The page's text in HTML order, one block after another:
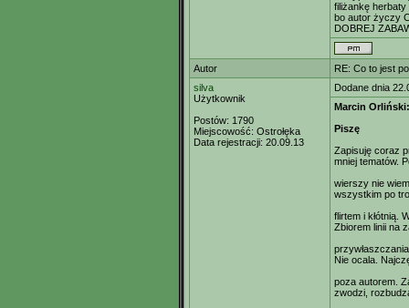
filiżankę herbaty
bo autor życzy
DOBREJ
Autor
RE: Co to jest
silva
Użytkownik
Postów: 1790
Miejscowość: Ostrołęka
Data rejestracji: 20.09.13
Dodane dnia
Marcin Orliński:
Piszę
Zapisuję coraz
mniej tematów.
wierszy nie
wszystkim po
flirtem i kłótnią.
Zbiorem linii na
Nie ocala.
poza autorem.
zwodzi,